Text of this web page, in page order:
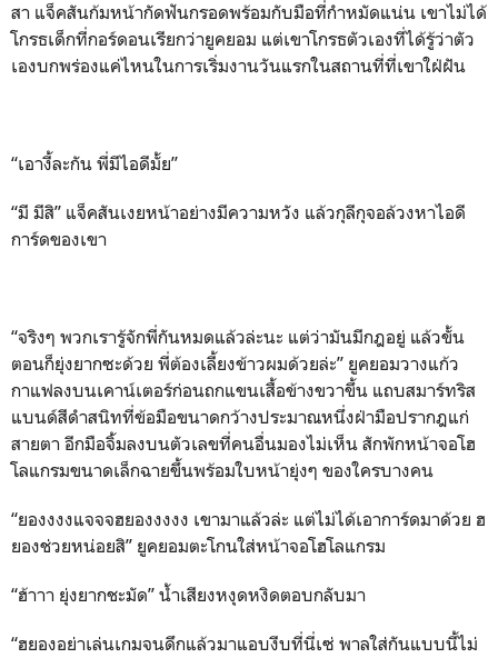
สา แจ็คสันก้มหน้ากัดฟันกรอดพร้อมกับมือที่กำหมัดแน่น เขาไม่ได้
โกรธเด็กที่กอร์ดอนเรียกว่ายูคยอม แต่เขาโกรธตัวเองที่ได้รู้ว่าตัว
เองบกพร่องแค่ไหนในการเริ่มงานวันแรกในสถานที่ที่เขาใฝ่ฝัน
“เอางี้ละกัน พี่มีไอดีมั้ย”
“มี มีสิ” แจ็คสันเงยหน้าอย่างมีความหวัง แล้วกุลีกุจอล้วงหาไอดี
การ์ดของเขา
“จริงๆ พวกเรารู้จักพี่กันหมดแล้วล่ะนะ แต่ว่ามันมีกฎอยู่ แล้วขั้น
ตอนก็ยุ่งยากซะด้วย พี่ต้องเลี้ยงข้าวผมด้วยล่ะ” ยูคยอมวางแก้ว
กาแฟลงบนเคาน์เตอร์ก่อนถกแขนเสื้อข้างขวาขึ้น แถบสมาร์ทริส
แบนด์สีดำสนิทที่ข้อมือขนาดกว้างประมาณหนึ่งฝ่ามือปรากฎแก่
สายตา อีกมือจิ้มลงบนตัวเลขที่คนอื่นมองไม่เห็น สักพักหน้าจอโฮ
โลแกรมขนาดเล็กฉายขึ้นพร้อมใบหน้ายุ่งๆ ของใครบางคน
“ยองงงงแจจจฮยองงงงง เขามาแล้วล่ะ แต่ไม่ได้เอาการ์ดมาด้วย ฮ
ยองช่วยหน่อยสิ” ยูคยอมตะโกนใส่หน้าจอโฮโลแกรม
“ฮ้าาา ยุ่งยากชะมัด” น้ำเสียงหงุดหงิดตอบกลับมา
“ฮยองอย่าเล่นเกมจนดึกแล้วมาแอบงีบที่นี่เซ่ พาลใส่กันแบบนี้ไม่